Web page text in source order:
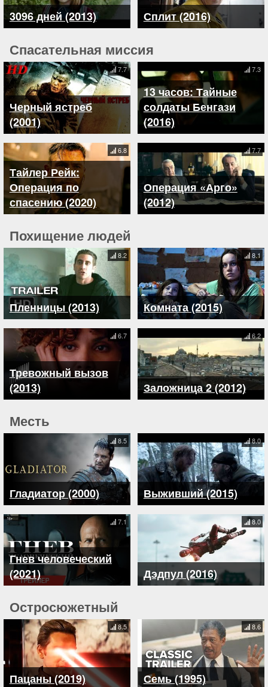
3096 дней (2013) Сплит (2016)
Спасательная миссия
Черный ястреб
(2001)
7.7
13 часов: Тайные
солдаты Бенгази
(2016)
7.3
Тайлер Рейк:
Операция по
спасению (2020)
6.8
Операция «Арго»
(2012)
7.7
Похищение людей
Пленницы (2013)
8.2
Комната (2015)
8.1
Тревожный вызов
(2013)
6.7
Заложница 2 (2012)
6.2
Месть
Гладиатор (2000)
8.5
Выживший (2015)
8.0
Гнев человеческий
(2021)
7.1
Дэдпул (2016)
8.0
Остросюжетный
Пацаны (2019)
8.5
Семь (1995)
8.6